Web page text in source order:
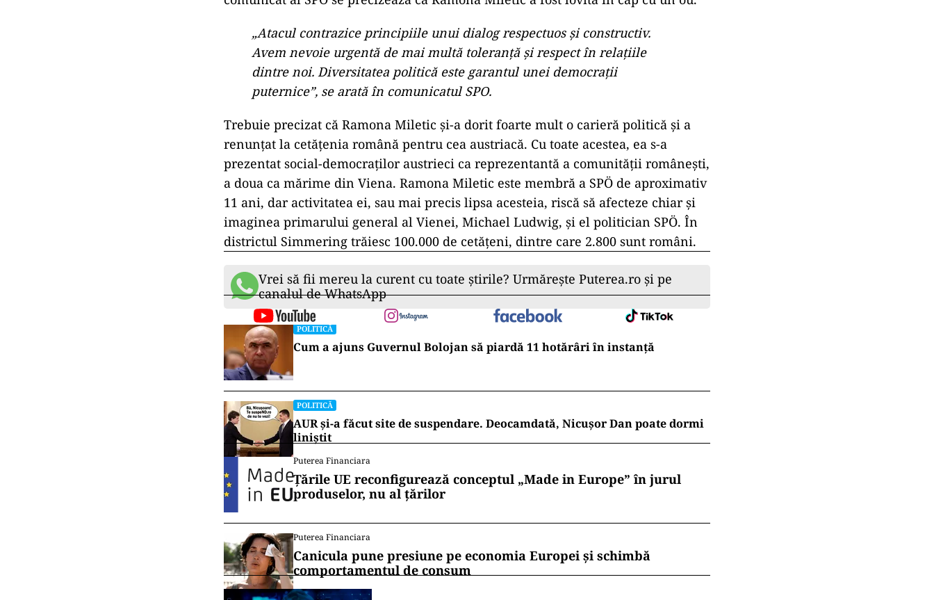
„Atacul contrazice principiile unui dialog respectuos și constructiv.
Avem nevoie urgentă de mai multă toleranță și respect în relațiile
dintre noi. Diversitatea politică este garantul unei democrații
puternice”, se arată în comunicatul SPO.
Trebuie precizat că Ramona Miletic și-a dorit foarte mult o carieră politică și a
renunțat la cetățenia română pentru cea austriacă. Cu toate acestea, ea s-a
prezentat social-democraților austrieci ca reprezentantă a comunității românești,
a doua ca mărime din Viena. Ramona Miletic este membră a SPÖ de aproximativ
11 ani, dar activitatea ei, sau mai precis lipsa acesteia, riscă să afecteze chiar și
imaginea primarului general al Vienei, Michael Ludwig, și el politician SPÖ. În
districtul Simmering trăiesc 100.000 de cetățeni, dintre care 2.800 sunt români.
Vrei să fii mereu la curent cu toate știrile? Urmărește Puterea.ro și pe
canalul de WhatsApp
POLITICĂ
Cum a ajuns Guvernul Bolojan să piardă 11 hotărâri în instanță
POLITICĂ
AUR și-a făcut site de suspendare. Deocamdată, Nicușor Dan poate dormi
liniștit
Puterea Financiara
Țările UE reconfigurează conceptul „Made in Europe” în jurul
produselor, nu al țărilor
Puterea Financiara
Canicula pune presiune pe economia Europei și schimbă
comportamentul de consum